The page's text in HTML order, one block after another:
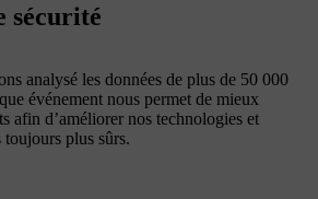
sécurité
analysé les données de plus de 50 000
événement nous permet de mieux
afin d’améliorer nos technologies et
plus sûrs.